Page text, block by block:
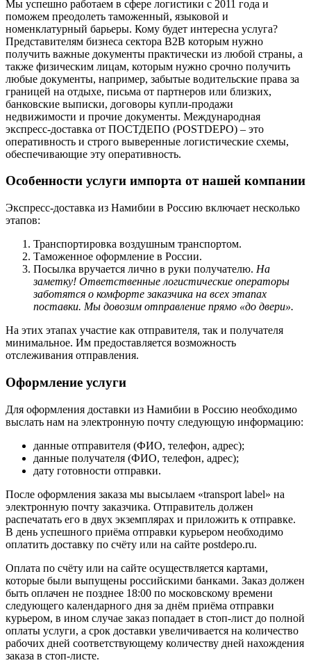
Мы успешно работаем в сфере логистики с 2011 года и
поможем преодолеть таможенный, языковой и
номенклатурный барьеры. Кому будет интересна услуга?
Представителям бизнеса сектора В2В которым нужно
получить важные документы практически из любой страны, а
также физическим лицам, которым нужно срочно получить
любые документы, например, забытые водительские права за
границей на отдыхе, письма от партнеров или близких,
банковские выписки, договоры купли-продажи
недвижимости и прочие документы. Международная
экспресс-доставка от ПОСТДЕПО (POSTDEPO) – это
оперативность и строго выверенные логистические схемы,
обеспечивающие эту оперативность.
Особенности услуги импорта от нашей компании
Экспресс-доставка из Намибии в Россию включает несколько
этапов:
Транспортировка воздушным транспортом.
Таможенное оформление в России.
Посылка вручается лично в руки получателю. На
заметку! Ответственные логистические операторы
заботятся о комфорте заказчика на всех этапах
поставки. Мы довозим отправление прямо «до двери».
На этих этапах участие как отправителя, так и получателя
минимальное. Им предоставляется возможность
отслеживания отправления.
Оформление услуги
Для оформления доставки из Намибии в Россию необходимо
выслать нам на электронную почту следующую информацию:
данные отправителя (ФИО, телефон, адрес);
данные получателя (ФИО, телефон, адрес);
дату готовности отправки.
После оформления заказа мы высылаем «transport label» на
электронную почту заказчика. Отправитель должен
распечатать его в двух экземплярах и приложить к отправке.
В день успешного приёма отправки курьером необходимо
оплатить доставку по счёту или на сайте postdepo.ru.
Оплата по счёту или на сайте осуществляется картами,
которые были выпущены российскими банками. Заказ должен
быть оплачен не позднее 18:00 по московскому времени
следующего календарного дня за днём приёма отправки
курьером, в ином случае заказ попадает в стоп-лист до полной
оплаты услуги, а срок доставки увеличивается на количество
рабочих дней соответствующему количеству дней нахождения
заказа в стоп-листе.